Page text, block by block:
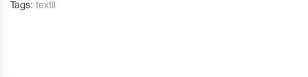
Tags: textil